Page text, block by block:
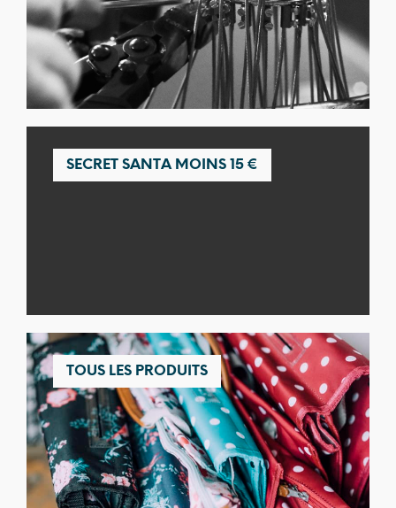
SECRET SANTA MOINS 15 €
TOUS LES PRODUITS